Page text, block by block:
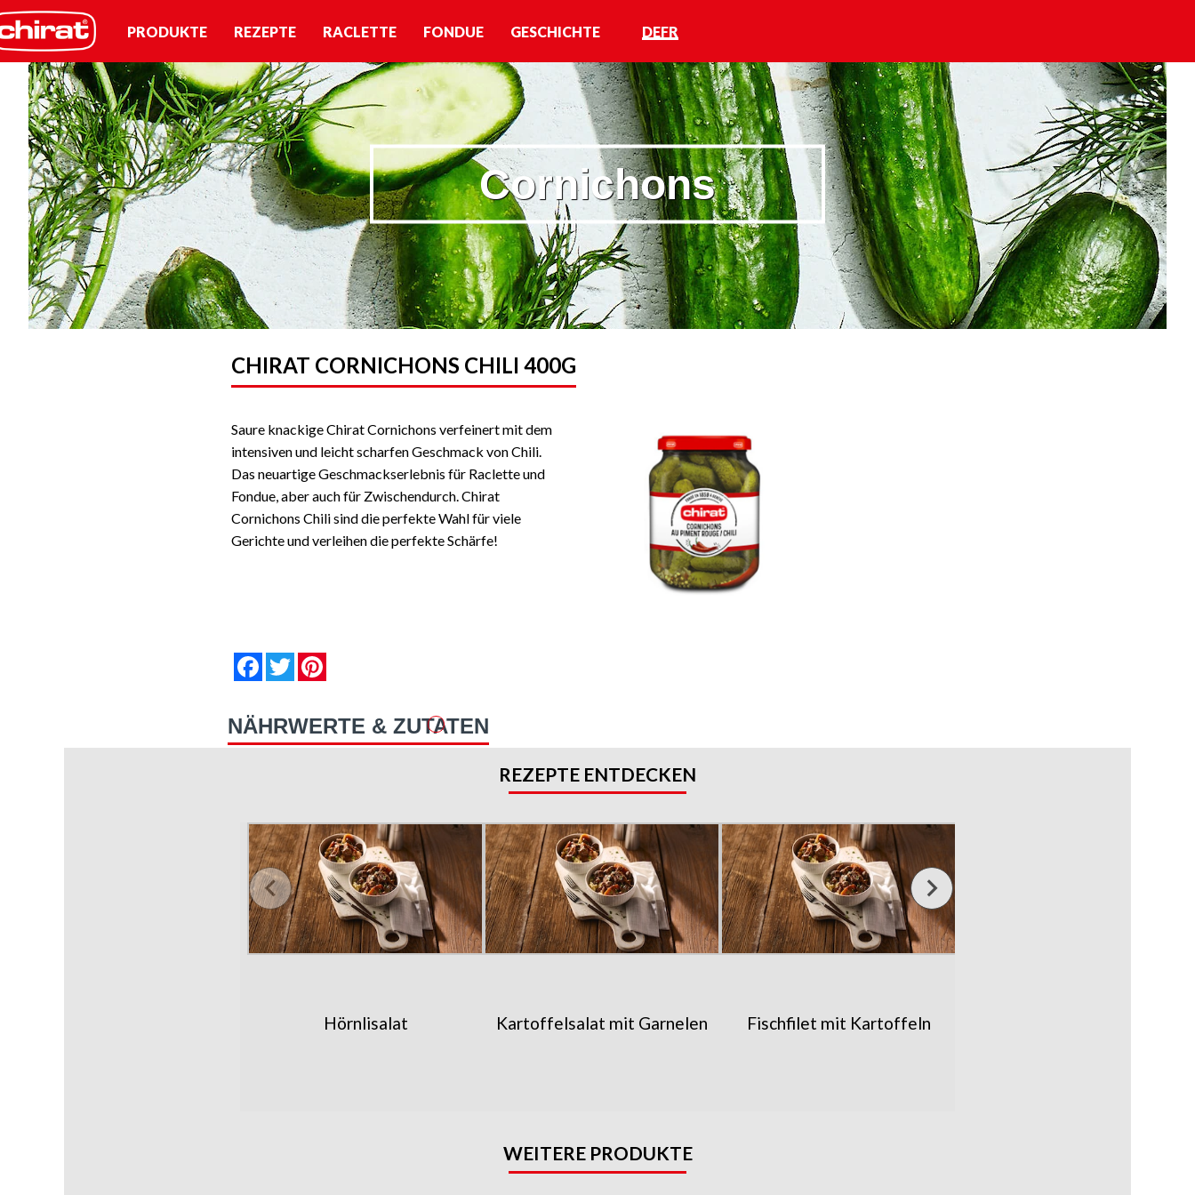
PRODUKTE REZEPTE RACLETTE FONDUE GESCHICHTE DEFR
Cornichons
CHIRAT CORNICHONS CHILI 400G
Saure knackige Chirat Cornichons verfeinert mit dem
intensiven und leicht scharfen Geschmack von Chili.
Das neuartige Geschmackserlebnis für Raclette und
Fondue, aber auch für Zwischendurch. Chirat
Cornichons Chili sind die perfekte Wahl für viele
Gerichte und verleihen die perfekte Schärfe!
null
Facebook
null null
Twitter
null null
null
NÄHRWERTE & ZUTATEN
REZEPTE ENTDECKEN
Hörnlisalat Kartoffelsalat mit Garnelen Fischfilet mit Kartoffeln
WEITERE PRODUKTE